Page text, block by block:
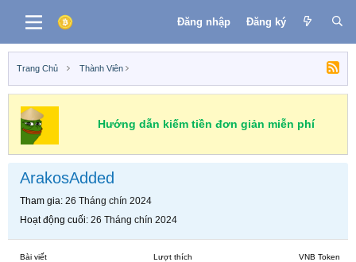
Đăng nhập Đăng ký
Trang Chủ Thành Viên
Hướng dẫn kiếm tiền đơn giản miễn phí
ArakosAdded
Tham gia 26 Tháng chín 2024
Hoạt động cuối 26 Tháng chín 2024
Bài viết Lượt thích VNB Token